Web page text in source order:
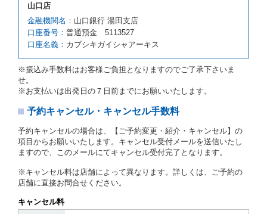
原因が、当社の責に帰さない事由による時には第４条
第５項の予約の取消しとして取り扱い、当社は受領済
の予約申込金を返還するものとします。
第６条（免責）
当社及び借受人は、予約が取り消され、又は貸渡契約
が締結されなかったことについて、第４条及び第５条
に定める場合を除き、相互に何らの請求をしないもの
とします。
第３章／貸 渡 し
第７条（貸渡契約の締結）
借受人は第２条第１項に定める借受条件を明示し、当
貸渡契約を締結するものとします。ただし、貸し渡す
ことができるレンタカーがない場合又は借受人若しく
は運転者が第８条第１項若しくは第２項各号のいずれ
かに該当する場合を除きます。
山口店
金融機関名： 山口銀行 湯田支店
口座番号： 普通預金 5113527
口座名義： カブシキガイシャアーキス
※振込み手数料はお客様ご負担となりますのでご了承下さいま
せ。
※お支払いは出発日の７日前までにお願いいたします。
予約キャンセル・キャンセル手数料
予約キャンセルの場合は、【ご予約変更・紹介・キャンセル】の
項目からお願いいたします。キャンセル受付メールを送信いたし
ますので、このメールにてキャンセル受付完了となります。
※キャンセル料は店舗によって異なります。詳しくは、ご予約の
店舗に直接お問合せください。
キャンセル料